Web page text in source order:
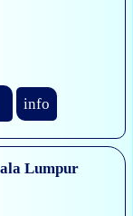
info